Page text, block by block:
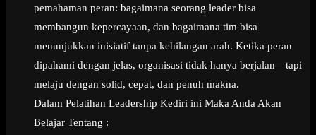
pemahaman peran: bagaimana seorang leader bisa
membangun kepercayaan, dan bagaimana tim bisa
menunjukkan inisiatif tanpa kehilangan arah. Ketika peran
dipahami dengan jelas, organisasi tidak hanya berjalan—tapi
melaju dengan solid, cepat, dan penuh makna.
Dalam Pelatihan Leadership Kediri ini Maka Anda Akan
Belajar Tentang :